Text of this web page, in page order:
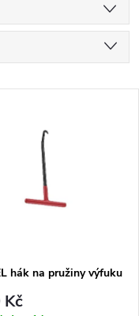
hák na pružiny výfuku
Kč